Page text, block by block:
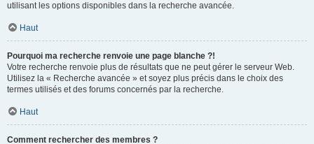
utilisant les options disponibles dans la recherche avancée.
Haut
Pourquoi ma recherche renvoie une page blanche ?!
Votre recherche renvoie plus de résultats que ne peut gérer le serveur Web.
Utilisez la « Recherche avancée » et soyez plus précis dans le choix des
termes utilisés et des forums concernés par la recherche.
Haut
Comment rechercher des membres ?